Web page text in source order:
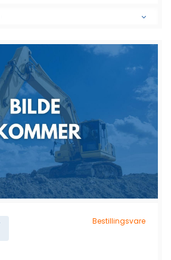
Bestillingsvare